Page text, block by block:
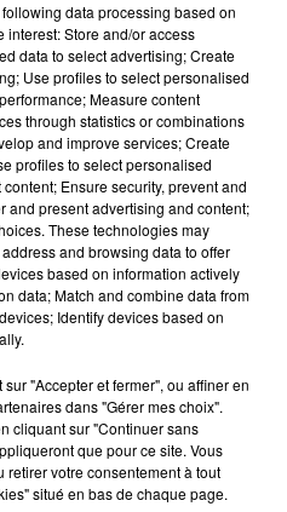
TAWAJI
Wala Nihayi
De Mon
- Live À
48khz
15h43
15h43
HAKEEM
Faze3a Faza3a 2025
data processing based on
Store and/or access
data to select advertising; Create
Use profiles to select personalised
Measure content
through statistics or combinations
and improve services; Create
profiles to select personalised
Ensure security, prevent and
and present advertising and content;
These technologies may
and browsing data to offer
based on information actively
data; Match and combine data from
Identify devices based on
"Accepter et fermer", ou affiner en
dans "Gérer mes choix".
cliquant sur "Continuer sans
que pour ce site. Vous
retirer votre consentement à tout
situé en bas de chaque page.